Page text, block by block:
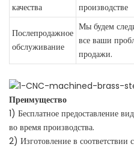
качества
производстве
Послепродажное
обслуживание
Мы будем
все ваши
продажи.
Преимущество
1) Бесплатное предоставление
во время производства.
2) Изготовление в соответствии